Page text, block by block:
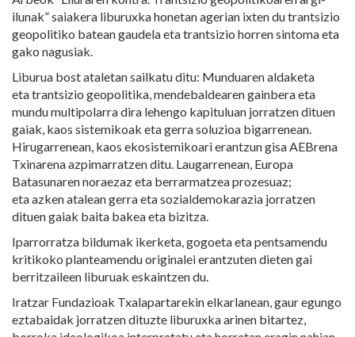
ilunak” saiakera liburuxka honetan agerian ixten du trantsizio
geopolitiko batean gaudela eta trantsizio horren sintoma eta
gako nagusiak.
Liburua bost ataletan sailkatu ditu: Munduaren aldaketa
eta trantsizio geopolitika, mendebaldearen gainbera eta
mundu multipolarra dira lehengo kapituluan jorratzen dituen
gaiak, kaos sistemikoak eta gerra soluzioa bigarrenean.
Hirugarrenean, kaos ekosistemikoari erantzun gisa AEBrena
Txinarena azpimarratzen ditu. Laugarrenean, Europa
Batasunaren noraezaz eta berrarmatzea prozesuaz;
eta azken atalean gerra eta sozialdemokarazia jorratzen
dituen gaiak baita bakea eta bizitza.
Iparrorratza bildumak ikerketa, gogoeta eta pentsamendu
kritikoko planteamendu originalei erantzuten dieten gai
berritzaileen liburuak eskaintzen du.
Iratzar Fundazioak Txalapartarekin elkarlanean, gaur egungo
eztabaidak jorratzen dituzte liburuxka arinen bitartez,